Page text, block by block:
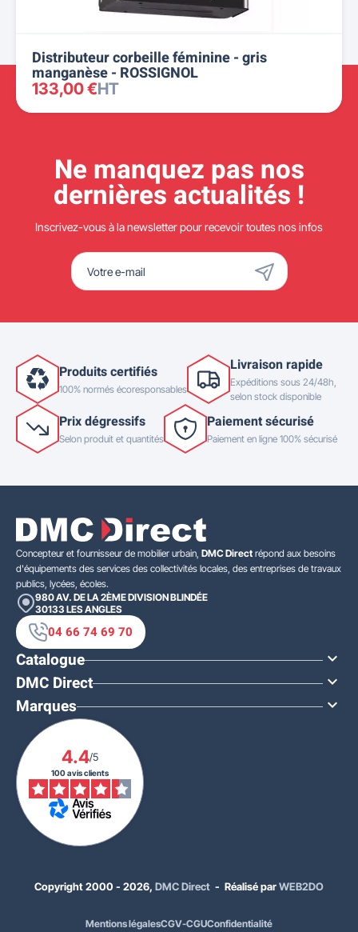
Distributeur corbeille féminine - gris
manganèse - ROSSIGNOL
133,00 €HT
Ne manquez pas nos
dernières actualités !
Inscrivez-vous à la newsletter pour recevoir toutes nos infos
Produits certifiés
100% normés écoresponsables
Livraison rapide
Expéditions sous 24/48h,
selon stock disponible
Prix dégressifs
Selon produit et quantités
Paiement sécurisé
Paiement en ligne 100% sécurisé
Concepteur et fournisseur de mobilier urbain, DMC Direct répond aux besoins
d'équipements des services des collectivités locales, des entreprises de travaux
publics, lycées, écoles.
980 AV. DE LA 2ÈME DIVISION BLINDÉE
30133 LES ANGLES
04 66 74 69 70
Catalogue 
DMC Direct 
Marques 
4.4/5
100 avis clients
Copyright 2000 - 2026, DMC Direct - Réalisé parWEB2DO
Mentions légalesCGV-CGUConfidentialité